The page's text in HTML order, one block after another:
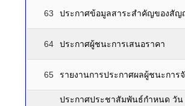
63 ประกาศข้อมูลสาระสำคัญของสัญ
64 ประกาศผู้ชนะการเสนอราคา
65 รายงานการประกาศผลผู้ชนะการ
ประกาศประชาสัมพันธ์กำหนด วัน